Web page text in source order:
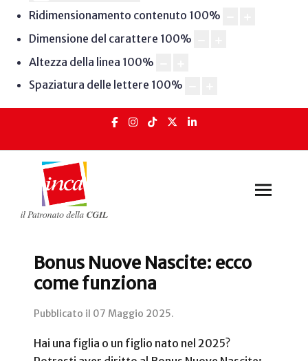
Ridimensionamento contenuto 100%
Dimensione del carattere 100%
Altezza della linea 100%
Spaziatura delle lettere 100%
Bonus Nuove Nascite: ecco
come funziona
Pubblicato il 07 Maggio 2025.
Hai una figlia o un figlio nato nel 2025?